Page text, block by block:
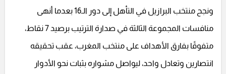
ونجح منتخب البرازيل في التأهل إلى دور الـ16 بعدما أنهى
منافسات المجموعة الثالثة في صدارة الترتيب برصيد 7 نقاط،
متفوقًا بفارق الأهداف على منتخب المغرب، عقب تحقيقه
انتصارين وتعادل واحد، ليواصل مشواره بثبات نحو الأدوار